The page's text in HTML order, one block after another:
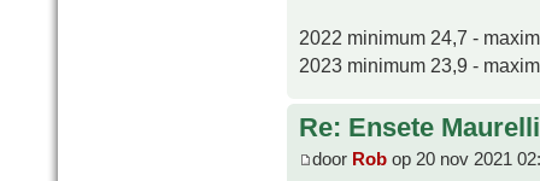
2022 minimum 24,7 -
2023 minimum 23,9 -
Re: Ensete
door Rob op 20 nov 2021